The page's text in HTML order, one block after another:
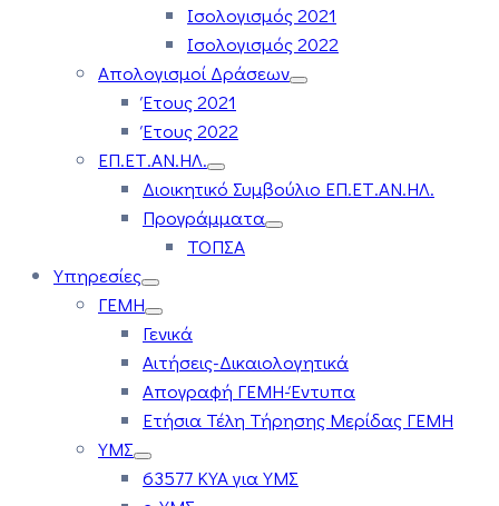
Ισολογισμός 2021
Ισολογισμός 2022
Απολογισμοί Δράσεων
Έτους 2021
Έτους 2022
ΕΠ.ΕΤ.ΑΝ.ΗΛ.
Διοικητικό Συμβούλιο ΕΠ.ΕΤ.ΑΝ.ΗΛ.
Προγράμματα
ΤΟΠΣΑ
Υπηρεσίες
ΓΕΜΗ
Γενικά
Αιτήσεις-Δικαιολογητικά
Απογραφή ΓΕΜΗ-Έντυπα
Ετήσια Τέλη Τήρησης Μερίδας ΓΕΜΗ
ΥΜΣ
63577 ΚΥΑ για ΥΜΣ